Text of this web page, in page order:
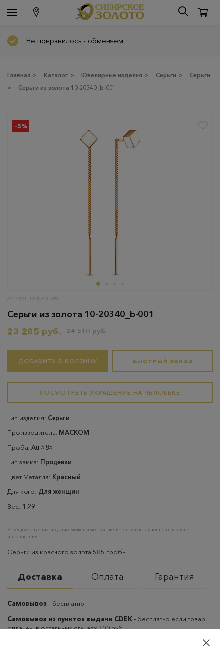
Не понравилось - обменяем
Главная > Каталог > Ювелирные изделия > Серьги >
Серьги
>
Серьги из золота 10-20340_b-001
-5%
АРТИКУЛ: 10-20340_B-001
Серьги из золота 10-20340_b-001
23 285 руб.
24 510 руб.
ДОБАВИТЬ В КОРЗИНУ БЫСТРЫЙ ЗАКАЗ
ПОСМОТРЕТЬ УКРАШЕНИЕ НА ЧЕЛОВЕКЕ
Тип изделия: Серьги
Производитель: МАСКОМ
Проба: Au 585
Тип замка: Продевки
Цвет Металла: Красный
Для кого: Для женщин
Вес: 1.29
В редких случаях изделие может иметь отличие от представленного на фото
и в описании
Серьги из красного золота 585 пробы
Доставка Оплата Гарантия
Самовывоз – бесплатно
Самовывоз из пунктов выдачи CDEK– бесплатно если товар
оплачен, в остальных случаях 300 руб.